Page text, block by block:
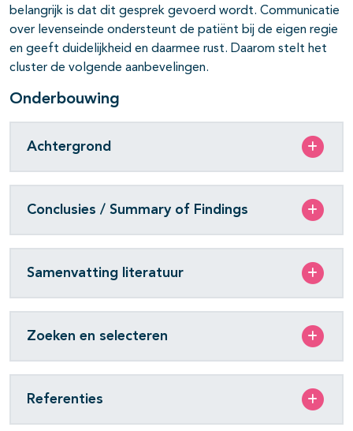
belangrijk is dat dit gesprek gevoerd wordt. Communicatie
over levenseinde ondersteunt de patiënt bij de eigen regie
en geeft duidelijkheid en daarmee rust. Daarom stelt het
cluster de volgende aanbevelingen.
Onderbouwing
Achtergrond
Conclusies / Summary of Findings
Samenvatting literatuur
Zoeken en selecteren
Referenties